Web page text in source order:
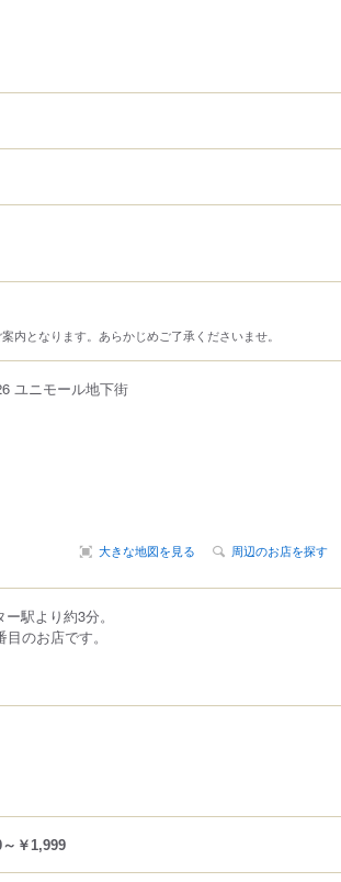
内となります。あらかじめご了承くださいませ。
ユニモール地下街
大きな地図を見る 周辺のお店を探す
駅より約3分。
のお店です。
～￥1,999